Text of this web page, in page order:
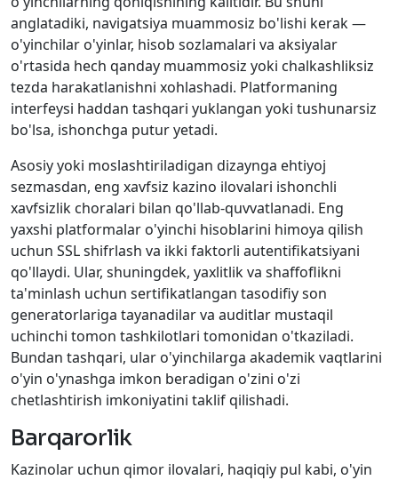
anglatadiki, navigatsiya muammosiz bo'lishi kerak —
o'yinchilar o'yinlar, hisob sozlamalari va aksiyalar
o'rtasida hech qanday muammosiz yoki chalkashliksiz
tezda harakatlanishni xohlashadi. Platformaning
interfeysi haddan tashqari yuklangan yoki tushunarsiz
bo'lsa, ishonchga putur yetadi.
Asosiy yoki moslashtiriladigan dizaynga ehtiyoj
sezmasdan, eng xavfsiz kazino ilovalari ishonchli
xavfsizlik choralari bilan qo'llab-quvvatlanadi. Eng
yaxshi platformalar o'yinchi hisoblarini himoya qilish
uchun SSL shifrlash va ikki faktorli autentifikatsiyani
qo'llaydi. Ular, shuningdek, yaxlitlik va shaffoflikni
ta'minlash uchun sertifikatlangan tasodifiy son
generatorlariga tayanadilar va auditlar mustaqil
uchinchi tomon tashkilotlari tomonidan o'tkaziladi.
Bundan tashqari, ular o'yinchilarga akademik vaqtlarini
o'yin o'ynashga imkon beradigan o'zini o'zi
chetlashtirish imkoniyatini taklif qilishadi.
Barqarorlik
Kazinolar uchun qimor ilovalari, haqiqiy pul kabi, o'yin